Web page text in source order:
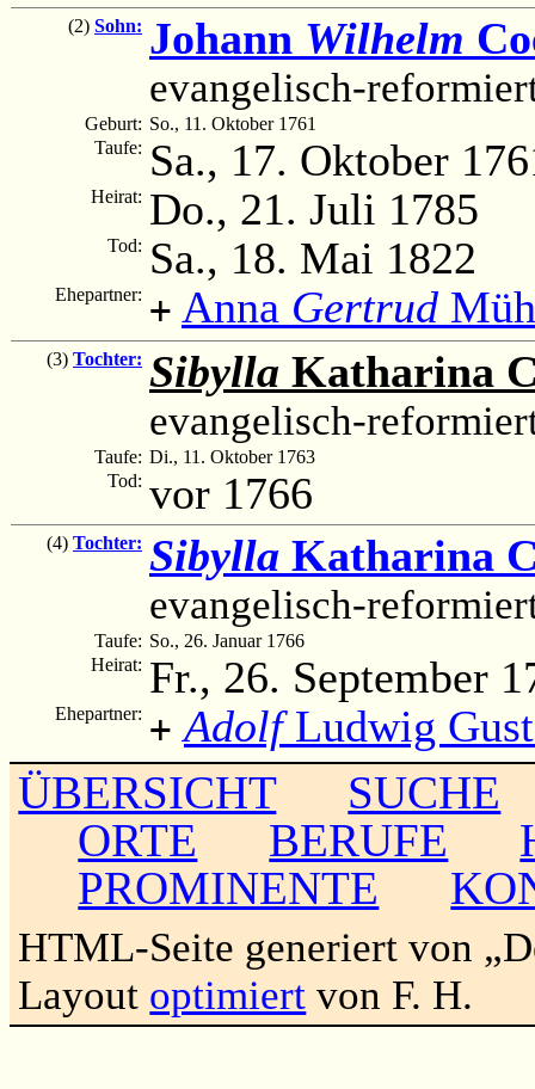
(2) Sohn: Johann Wilhelm
evangelisch-
Geburt: So., 11. Oktober 1761
Taufe: Sa., 17. Oktober
Heirat: Do., 21. Juli 1785
Tod: Sa., 18. Mai 1822
Ehepartner: + Anna Gertrud
(3) Tochter: Sibylla Katharina
evangelisch-
Taufe: Di., 11. Oktober 1763
Tod: vor 1766
(4) Tochter: Sibylla Katharina
evangelisch-
Taufe: So., 26. Januar 1766
Heirat: Fr., 26. September
Ehepartner: + AdolfLudwig
ÜBERSICHT
SUCHE
ORTE
BERUFE
PROMINENTE
HTML-Seite generiert von
Layout optimiert von F. H.